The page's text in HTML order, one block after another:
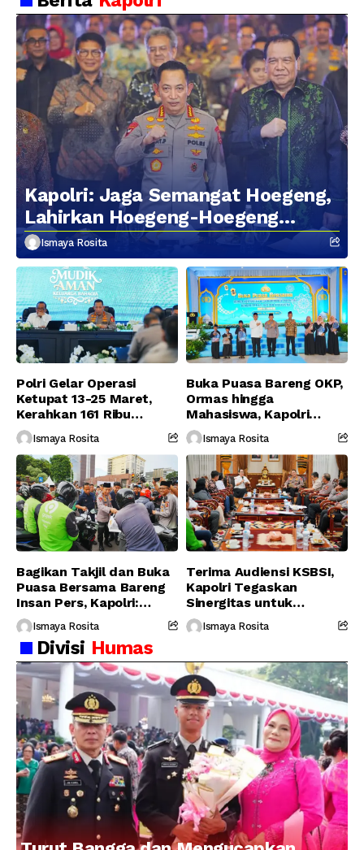
Kapolri: Jaga Semangat Hoegeng,
Lahirkan Hoegeng-Hoegeng
Berikutnya
Ismaya Rosita
Polri Gelar Operasi
Ketupat 13-25 Maret,
Kerahkan 161 Ribu
Personel Gabungan
Ismaya Rosita
Buka Puasa Bareng OKP,
Ormas hingga
Mahasiswa, Kapolri
Serukan Jaga
Persatuan-Dukung
Program Pemerintah
Ismaya Rosita
Bagikan Takjil dan Buka
Puasa Bersama Bareng
Insan Pers, Kapolri:
Suara Media Suara
Publik
Ismaya Rosita
Terima Audiensi KSBSI,
Kapolri Tegaskan
Sinergitas untuk
Perjuangkan Hak Buruh
Ismaya Rosita
Divisi Humas